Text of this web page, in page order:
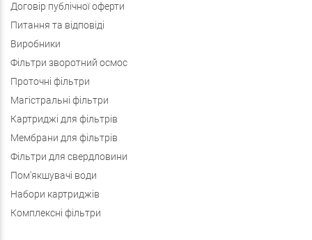
Договір публічної оферти
Питання та відповіді
Виробники
Фільтри зворотний осмос
Проточні фільтри
Магістральні фільтри
Картриджі для фільтрів
Мембрани для фільтрів
Фільтри для свердловини
Пом'якшувачі води
Набори картриджів
Комплексні фільтри